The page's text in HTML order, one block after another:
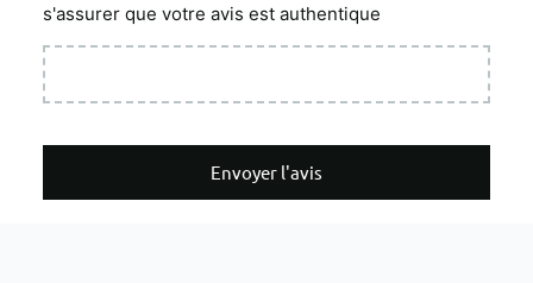
s'assurer que votre avis est authentique
Envoyer l'avis